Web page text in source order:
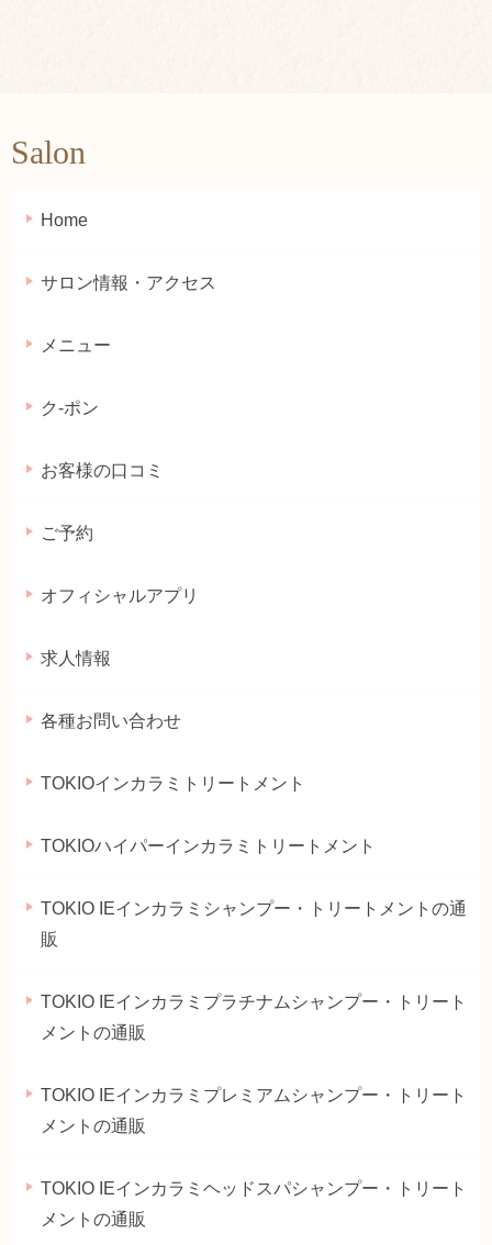
Salon
Home
サロン情報・アクセス
メニュー
ク-ポン
お客様の口コミ
ご予約
オフィシャルアプリ
求人情報
各種お問い合わせ
TOKIOインカラミトリートメント
TOKIOハイパーインカラミトリートメント
TOKIO IEインカラミシャンプー・トリートメントの通
販
TOKIO IEインカラミプラチナムシャンプー・トリート
メントの通販
TOKIO IEインカラミプレミアムシャンプー・トリート
メントの通販
TOKIO IEインカラミヘッドスパシャンプー・トリート
メントの通販